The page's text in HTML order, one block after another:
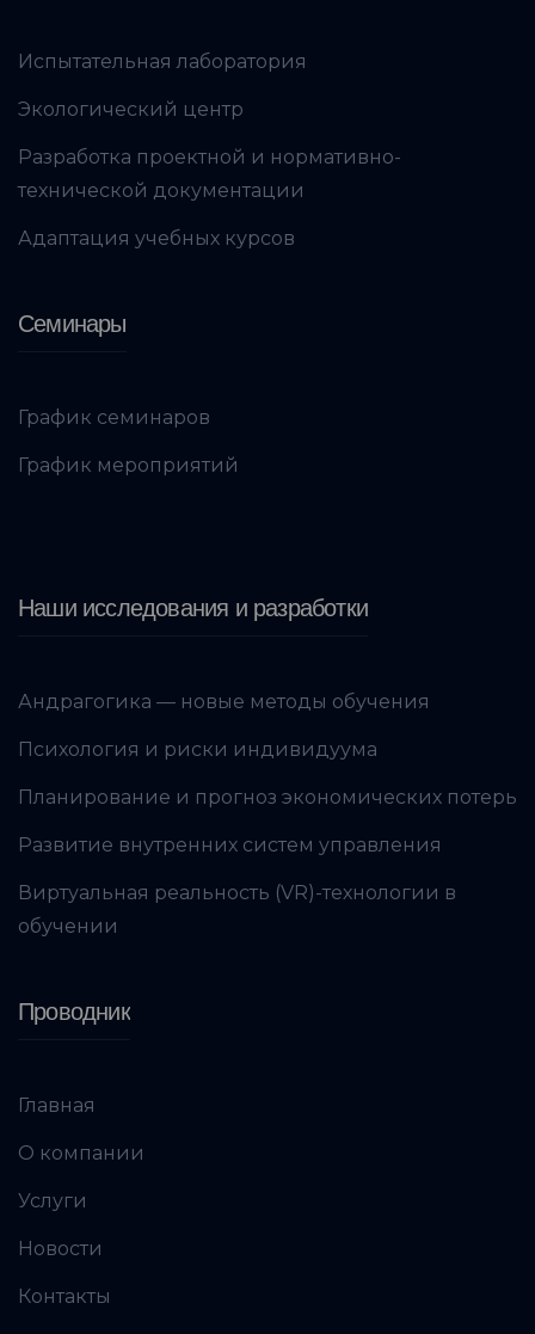
Испытательная лаборатория
Экологический центр
Разработка проектной и нормативно-
технической документации
Адаптация учебных курсов
Семинары
График семинаров
График мероприятий
Наши исследования и разработки
Андрагогика — новые методы обучения
Психология и риски индивидуума
Планирование и прогноз экономических потерь
Развитие внутренних систем управления
Виртуальная реальность (VR)-технологии в
обучении
Проводник
Главная
О компании
Услуги
Новости
Контакты